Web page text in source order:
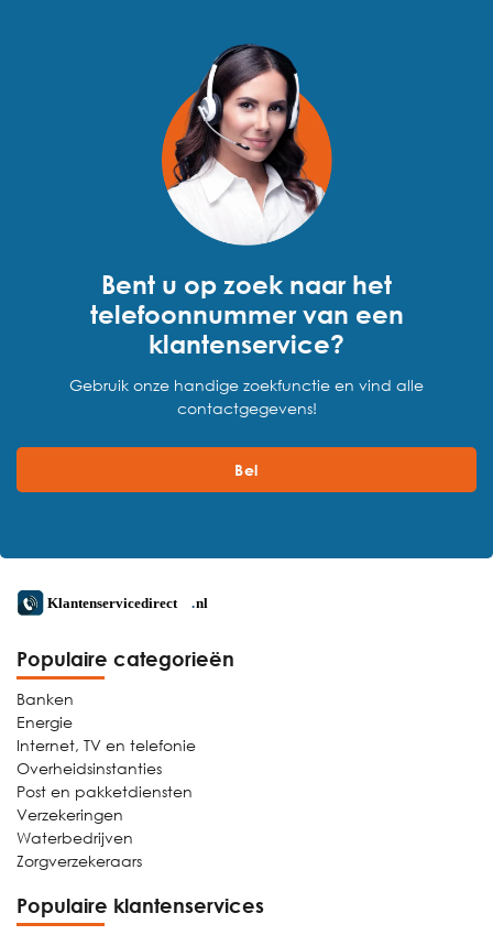
Bent u op zoek naar het
telefoonnummer van een
klantenservice?
Gebruik onze handige zoekfunctie en vind alle
contactgegevens!
Bel
Populaire categorieën
Banken
Energie
Internet, TV en telefonie
Overheidsinstanties
Post en pakketdiensten
Verzekeringen
Waterbedrijven
Zorgverzekeraars
Populaire klantenservices